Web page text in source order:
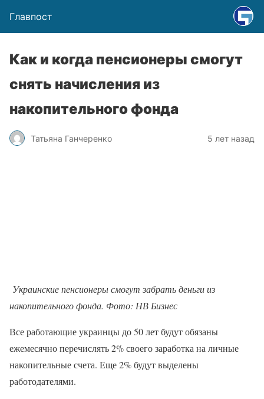
Главпост
Как и когда пенсионеры смогут
снять начисления из
накопительного фонда
Татьяна Ганчеренко 5 лет назад
Украинские пенсионеры смогут забрать деньги из
накопительного фонда. Фото: НВ Бизнес
Все работающие украинцы до 50 лет будут обязаны
ежемесячно перечислять 2% своего заработка на личные
накопительные счета. Еще 2% будут выделены
работодателями.